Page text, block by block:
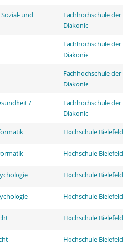
und
Fachhochschule der
Diakonie
Fachhochschule der
Diakonie
Fachhochschule der
Diakonie
/
Fachhochschule der
Diakonie
Hochschule Bielefeld
Hochschule Bielefeld
Hochschule Bielefeld
Hochschule Bielefeld
Hochschule Bielefeld
Hochschule Bielefeld